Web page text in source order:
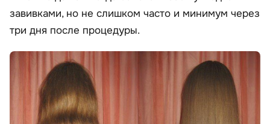
завивками, но не слишком часто и минимум через
три дня после процедуры.